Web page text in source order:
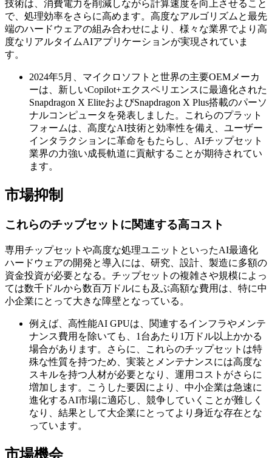
技術は、消費電力を削減しながら計算速度を向上させること
で、処理効率をさらに高めます。高度なアルゴリズムと最先
端のハードウェアの組み合わせにより、様々な業界でより高
度なリアルタイムAIアプリケーションが実現されていま
す。
2024年5月、マイクロソフトと世界の主要OEMメーカ
ーは、新しいCopilot+エクスペリエンスに最適化された
Snapdragon X EliteおよびSnapdragon X Plus搭載のパーソ
ナルコンピュータを発表しました。これらのプラット
フォームは、高度なAI技術と効率性を備え、ユーザー
インタラクションに革命をもたらし、AIチップセット
業界の力強い成長軌道に貢献することが期待されてい
ます。
市場抑制
これらのチップセットに関連する高コスト
専用チップセットや高度な処理ユニットといっ​​たAI最適化
ハードウェアの開発と導入には、研究、設計、製造に多額の
資金投資が必要となる。チップセットの複雑さや規模によっ
ては数千ドルから数百万ドルにも及ぶ高額な費用は、特に中
小企業にとって大きな障壁となっている。
例えば、高性能AI GPUは、関連するインフラやメンテ
ナンス費用を除いても、1台あたり1万ドル以上かかる
場合があります。さらに、これらのチップセットは特
殊な性質を持つため、実装とメンテナンスには高度な
スキルを持つ人材が必要となり、運用コストがさらに
増加し​​ます。こうした要因により、中小企業は急速に
進化するAI市場に適応し、競争していくことが難しく
なり、結果として大企業にとってより身近な存在とな
っています。
市場機会